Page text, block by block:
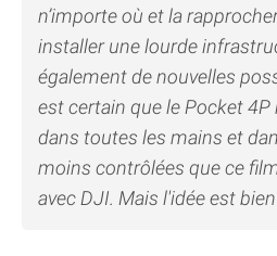
n’importe où et la
installer une lourde
également de nouvelles
est certain que le Pocket 4P
dans toutes les mains et
moins contrôlées que ce
avec DJI. Mais l'idée est bien